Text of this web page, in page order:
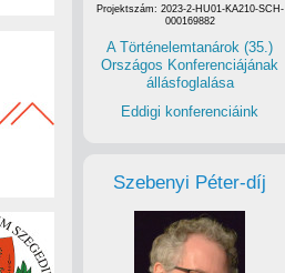
Projektszám: 2023-2-HU01-KA210-SCH-
000169882
A Történelemtanárok (35.)
Országos Konferenciájának
állásfoglalása
Eddigi konferenciáink
Szebenyi Péter-díj